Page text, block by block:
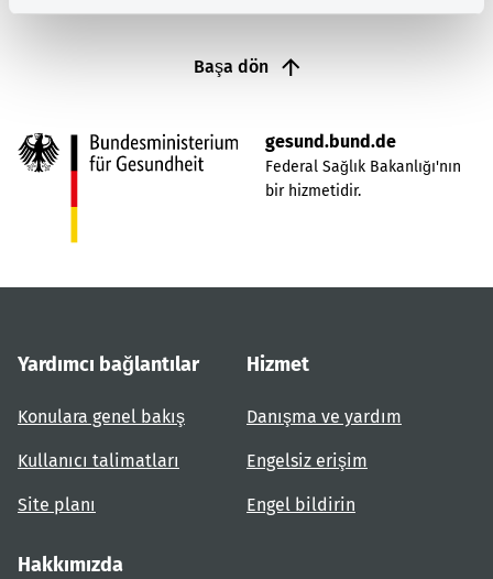
Başa dön
gesund.bund.de
Federal Sağlık Bakanlığı'nın
bir hizmetidir.
Yardımcı bağlantılar
Konulara genel bakış
Kullanıcı talimatları
Site planı
Hizmet
Danışma ve yardım
Engelsiz erişim
Engel bildirin
Hakkımızda